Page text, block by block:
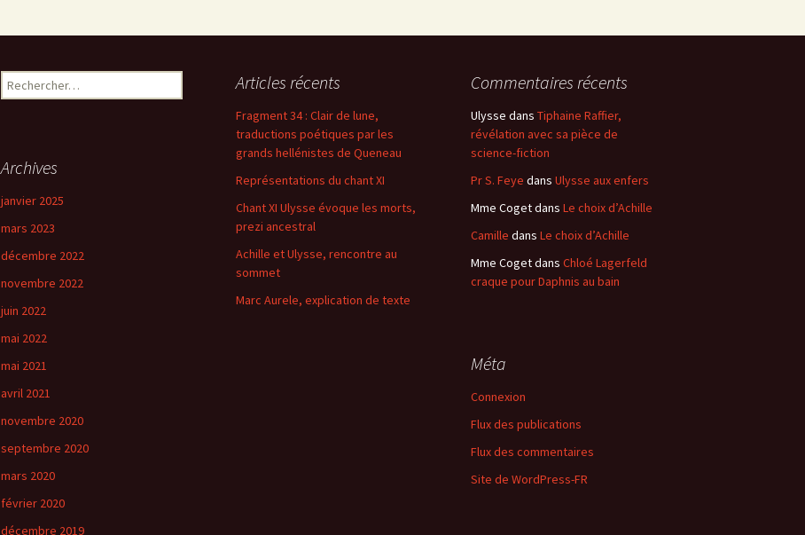
R
e
r
h
e
:
Articles récents
Fragment 34 : Clair de lune,
traductions poétiques par les
grands hellénistes de Queneau
Représentations du chant XI
Chant XI Ulysse évoque les morts,
prezi ancestral
Achille et Ulysse, rencontre au
sommet
Marc Aurele, explication de texte
Commentaires récents
Ulysse dans Tiphaine Raffier,
révélation avec sa pièce de
science-fiction
Pr S. Feye dans Ulysse aux enfers
Mme Cogetdans Le choix d’Achille
Camille dans Le choix d’Achille
Mme Cogetdans Chloé Lagerfeld
craque pour Daphnis au bain
Archives
janvier 2025
mars 2023
décembre 2022
novembre 2022
juin 2022
mai 2022
mai 2021
avril 2021
novembre 2020
septembre 2020
mars 2020
février 2020
décembre 2019
Méta
Connexion
Flux des publications
Flux des commentaires
Site de WordPress-FR